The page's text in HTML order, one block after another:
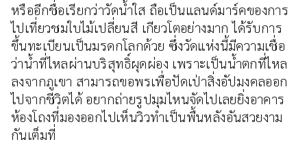
หรืออีกชื่อเรียกว่าวัดน้ำใส ถือเป็นแลนด์มาร์คของการ
ไปเที่ยวชมใบไม้เปลี่ยนสี เกียวโตอย่างมาก ได้รับการ
ขึ้นทะเบียนเป็นมรดกโลกด้วย ซึ่งวัดแห่งนี้มีความเชื่อ
ว่าน้ำที่ไหลผ่านบริสุทธิ์ผุดผ่อง เพราะเป็นน้ำตกที่ไหล
ลงจากภูเขา สามารถขอพรเพื่อปัดเป่าสิ่งอัปมงคลออก
ไปจากชีวิตได้ อยากถ่ายรูปมุมไหนจัดไปเลยยิ่งอาคาร
ห้องโถงที่มองออกไปเห็นวิวทำเป็นพื้นหลังอันสวยงาม
กันเต็มที่